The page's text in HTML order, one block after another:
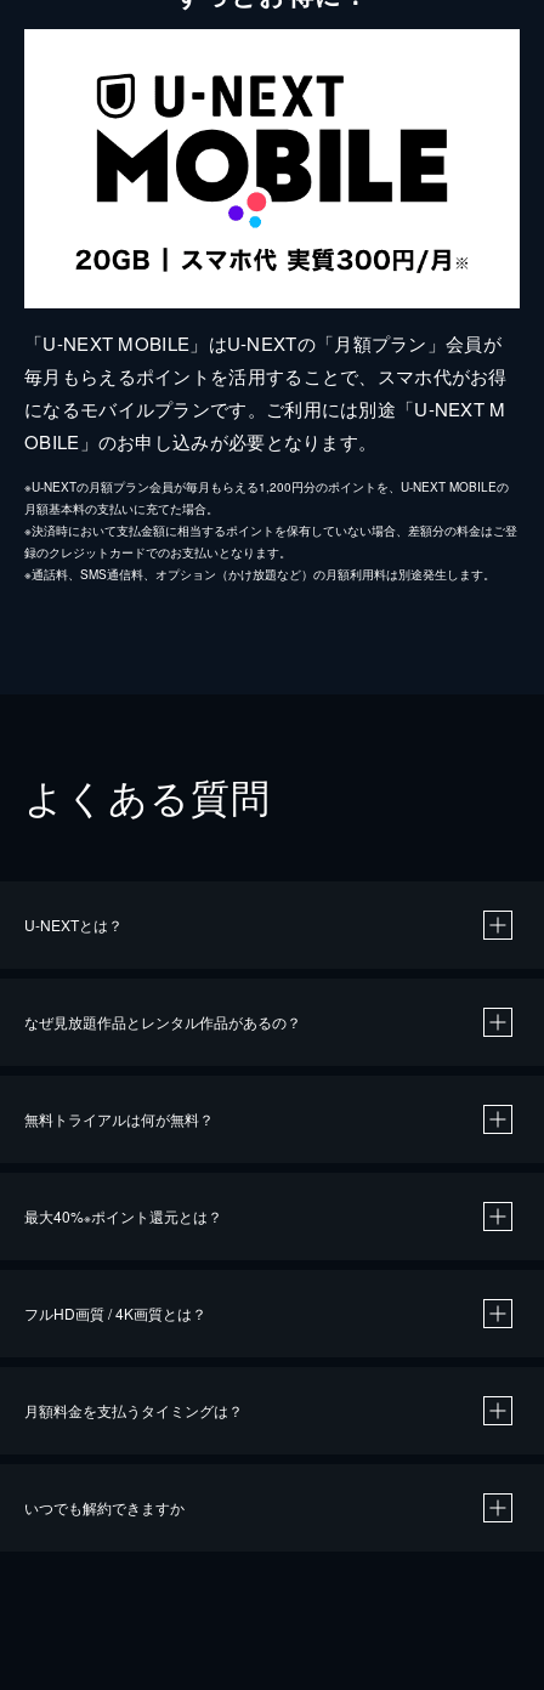
「U-NEXT MOBILE」はU-NEXTの「月額プラン」会員が
毎月もらえるポイントを活用することで、スマホ代がお得
になるモバイルプランです。ご利用には別途「U-NEXT M
OBILE」のお申し込みが必要となります。
※U-NEXTの月額プラン会員が毎月もらえる1,200円分のポイントを、U-NEXT MOBILEの
月額基本料の支払いに充てた場合。
※決済時において支払金額に相当するポイントを保有していない場合、差額分の料金はご登
録のクレジットカードでのお支払いとなります。
※通話料、SMS通信料、オプション（かけ放題など）の月額利用料は別途発生します。
よくある質問
U-NEXTとは？
なぜ見放題作品とレンタル作品があるの？
無料トライアルは何が無料？
最大40%※ポイント還元とは？
※40％ポイント還元の対象は、クレジットカード決済による作品の購入 / レンタルです。
フルHD画質 / 4K画質とは？
月額料金を支払うタイミングは？
いつでも解約できますか